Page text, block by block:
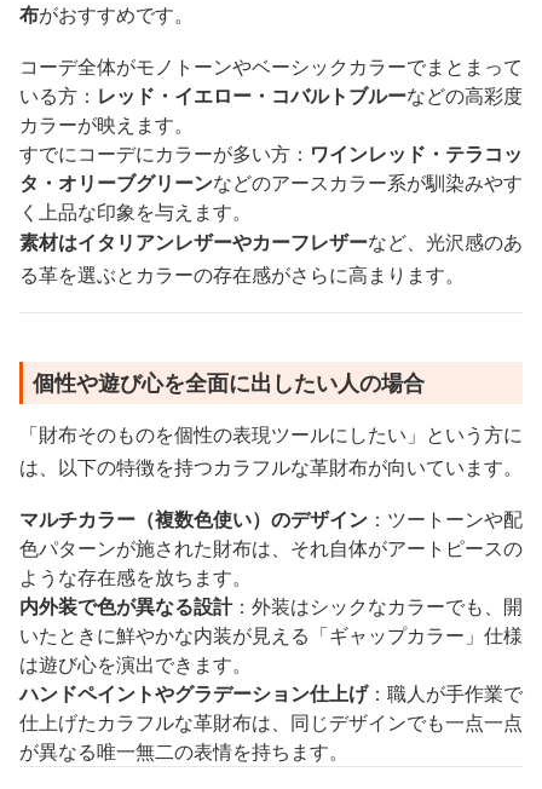
布がおすすめです。
コーデ全体がモノトーンやベーシックカラーでまとまって
いる方： レッド・イエロー・コバルトブルーなどの高彩度
カラーが映えます。
すでにコーデにカラーが多い方： ワインレッド・テラコッ
タ・オリーブグリーンなどのアースカラー系が馴染みやす
く上品な印象を与えます。
素材はイタリアンレザーやカーフレザーなど、光沢感のあ
る革を選ぶとカラーの存在感がさらに高まります。
個性や遊び心を全面に出したい人の場合
「財布そのものを個性の表現ツールにしたい」という方に
は、以下の特徴を持つカラフルな革財布が向いています。
マルチカラー（複数色使い）のデザイン ：ツートーンや配
色パターンが施された財布は、それ自体がアートピースの
ような存在感を放ちます。
内外装で色が異なる設計：外装はシックなカラーでも、開
いたときに鮮やかな内装が見える「ギャップカラー」仕様
は遊び心を演出できます。
ハンドペイントやグラデーション仕上げ：職人が手作業で
仕上げたカラフルな革財布は、同じデザインでも一点一点
が異なる唯一無二の表情を持ちます。